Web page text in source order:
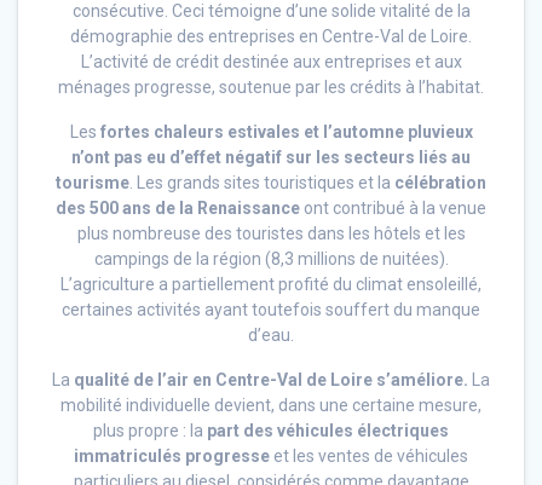
consécutive. Ceci témoigne d’une solide vitalité de la
démographie des entreprises en Centre-Val de Loire.
L’activité de crédit destinée aux entreprises et aux
ménages progresse, soutenue par les crédits à l’habitat.
Les fortes chaleurs estivales et l’automne pluvieux
n’ont pas eu d’effet négatif sur les secteurs liés au
tourisme. Les grands sites touristiques et la célébration
des 500 ans de la Renaissance ont contribué à la venue
plus nombreuse des touristes dans les hôtels et les
campings de la région (8,3 millions de nuitées).
L’agriculture a partiellement profité du climat ensoleillé,
certaines activités ayant toutefois souffert du manque
d’eau.
La qualité de l’air en Centre-Val de Loire s’améliore. La
mobilité individuelle devient, dans une certaine mesure,
plus propre : la part des véhicules électriques
immatriculés progresse et les ventes de véhicules